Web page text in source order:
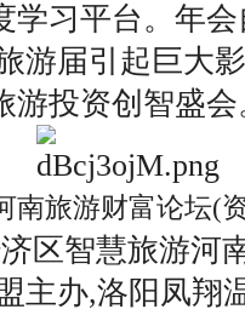
学习平台。年
游届引起巨大
游投资创智盛会
南旅游财富论坛(
区智慧旅游河
主办,洛阳凤翔